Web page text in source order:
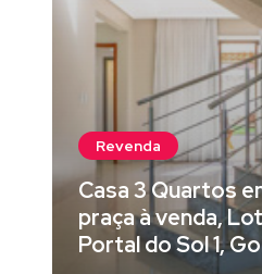
Revenda
Casa 3 Quartos
praça à venda,
Portal do Sol 1,